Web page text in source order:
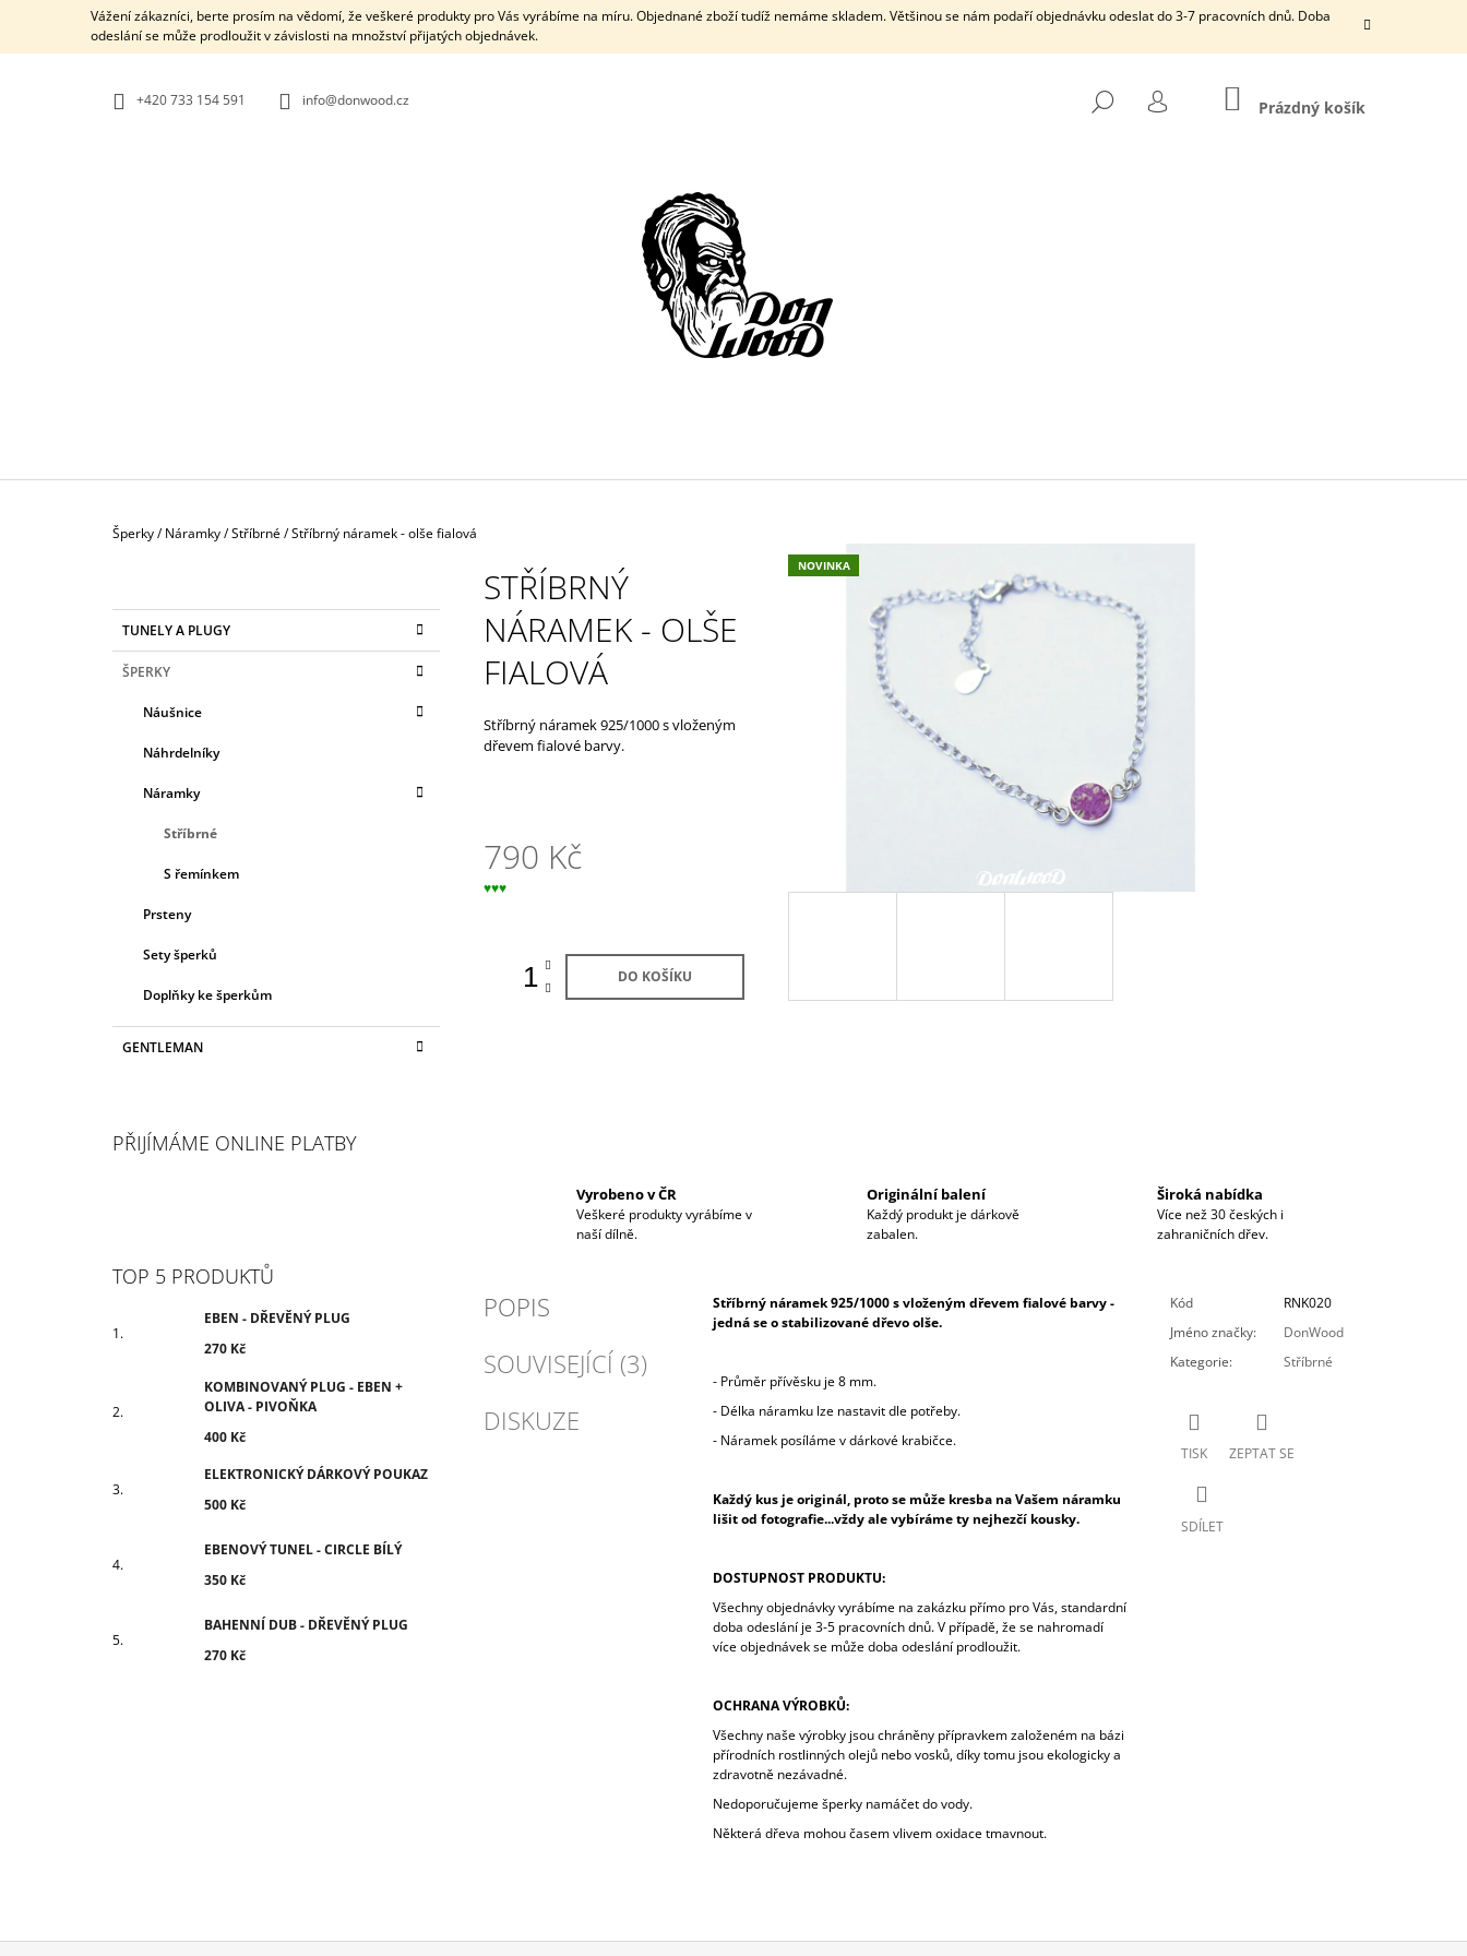
Vážení zákazníci, berte prosím na vědomí, že veškeré produkty pro Vás vyrábíme na míru. Objednané zboží tudíž nemáme skladem. Většinou se nám podaří objednávku odeslat do 3-7 pracovních dnů. Doba
odeslání se může prodloužit v závislosti na množství přijatých objednávek.
+420 733 154 591 info@donwood.cz HLEDAT
PŘIHLÁŠENÍ
NÁKUPNÍ
KOŠÍK
Prázdný košík
Domů
Šperky/ Náramky/Stříbrné/Stříbrný náramek - olše fialová
kategorie
K
T
TUNELY A PLUGY
ŠPERKY
Náušnice
Náhrdelníky
Náramky
Stříbrné
S řemínkem
Prsteny
Sety šperků
Doplňky ke šperkům
GENTLEMAN
PŘIJÍMÁME ONLINE PLATBY
TOP 5 PRODUKTŮ
EBEN - DŘEVĚNÝ PLUG
270 Kč
KOMBINOVANÝ PLUG - EBEN +
OLIVA - PIVOŇKA
400 Kč
ELEKTRONICKÝ DÁRKOVÝ POUKAZ
500 Kč
EBENOVÝ TUNEL - CIRCLE BÍLÝ
350 Kč
BAHENNÍ DUB - DŘEVĚNÝ PLUG
270 Kč
STŘÍBRNÝ
NÁRAMEK - OLŠE
FIALOVÁ
NOVINKA
Stříbrný náramek 925/1000 s vloženým
dřevem fialové barvy.
790 Kč
Měrná
♥♥♥
DO KOŠÍKU
Vyrobeno v ČR
Veškeré produkty vyrábíme v
naší dílně.
Originální balení
Každý produkt je dárkově
zabalen.
Široká nabídka
Více než 30 českých i
zahraničních dřev.
POPIS
SOUVISEJÍCÍ (3)
DISKUZE
Stříbrný náramek 925/1000 s vloženým dřevem fialové barvy -
jedná se o stabilizované dřevo olše.
- Průměr přívěsku je 8 mm.
- Délka náramku lze nastavit dle potřeby.
- Náramek posíláme v dárkové krabičce.
Každý kus je originál, proto se může kresba na Vašem náramku
lišit od fotografie...vždy ale vybíráme ty nejhezčí kousky.
DOSTUPNOST PRODUKTU:
Všechny objednávky vyrábíme na zakázku přímo pro Vás, standardní
doba odeslání je 3-5 pracovních dnů. V případě, že se nahromadí
více objednávek se může doba odeslání prodloužit.
OCHRANA VÝROBKŮ:
Všechny naše výrobky jsou chráněny přípravkem založeném na bázi
přírodních rostlinných olejů nebo vosků, díky tomu jsou ekologicky a
zdravotně nezávadné.
Nedoporučujeme šperky namáčet do vody.
Některá dřeva mohou časem vlivem oxidace tmavnout.
Kód
RNK020
Jméno značky:
DonWood
Kategorie: Stříbrné
TISK ZEPTAT SE
SDÍLET
ZPĚT
DO
ZPĚT
DO
DOPORUČUJEME
270 Kč
500 Kč